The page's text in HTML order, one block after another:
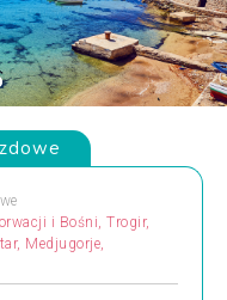
i Bośni, Trogir,
Medjugorje,